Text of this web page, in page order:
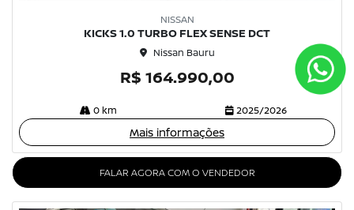
NISSAN
KICKS 1.0 TURBO FLEX SENSE DCT
Nissan Bauru
R$ 164.990,00
0 km 2025/2026
Mais informações
FALAR AGORA COM O VENDEDOR